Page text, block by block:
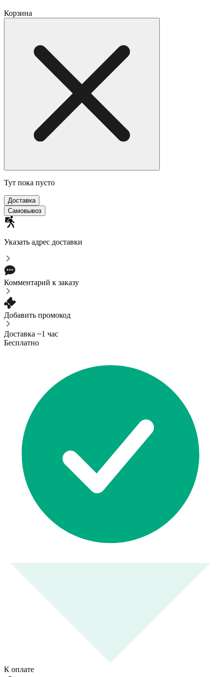
Корзина
Тут пока пусто
Доставка
Самовывоз
Указать адрес доставки
Комментарий к заказу
Добавить промокод
Доставка ~1 час
Бесплатно
К оплате